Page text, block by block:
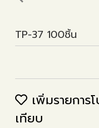
TP-37 100ชิ้น
เพิ่มรายการ
เทียบ